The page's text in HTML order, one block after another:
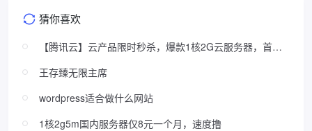
猜你喜欢
【腾讯云】云产品限时秒杀，爆款1核2G云服务器，首年
王存臻无限主席
wordpress适合做什么网站
1核2g5m国内服务器仅8元一个月，速度撸